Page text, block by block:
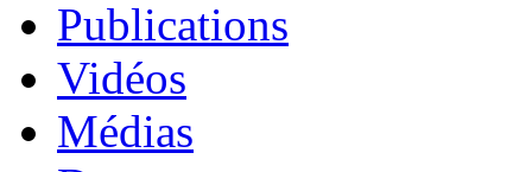
Publications
Vidéos
Médias